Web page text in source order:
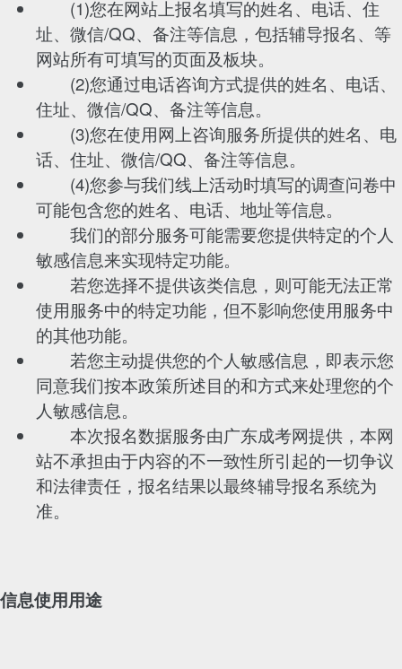
(1)您在网站上报名填写的姓名、电话、住
址、微信/QQ、备注等信息，包括辅导报名、等
网站所有可填写的页面及板块。
(2)您通过电话咨询方式提供的姓名、电话、
住址、微信/QQ、备注等信息。
(3)您在使用网上咨询服务所提供的姓名、电
话、住址、微信/QQ、备注等信息。
(4)您参与我们线上活动时填写的调查问卷中
可能包含您的姓名、电话、地址等信息。
我们的部分服务可能需要您提供特定的个人
敏感信息来实现特定功能。
若您选择不提供该类信息，则可能无法正常
使用服务中的特定功能，但不影响您使用服务中
的其他功能。
若您主动提供您的个人敏感信息，即表示您
同意我们按本政策所述目的和方式来处理您的个
人敏感信息。
本次报名数据服务由广东成考网提供，本网
站不承担由于内容的不一致性所引起的一切争议
和法律责任，报名结果以最终辅导报名系统为
准。
信息使用用途